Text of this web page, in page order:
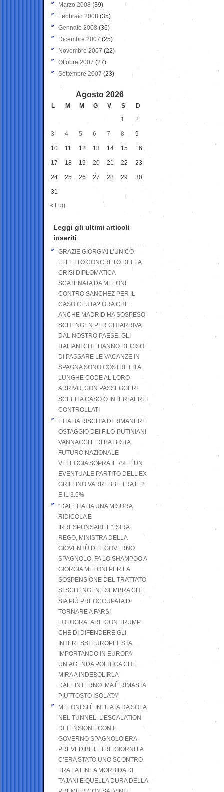
Marzo 2008 (39)
Febbraio 2008 (35)
Gennaio 2008 (36)
Dicembre 2007 (25)
Novembre 2007 (22)
Ottobre 2007 (27)
Settembre 2007 (23)
Agosto 2026
L M M G V S
D
1
2
3 4 5 6 7 8 9
10 11 12 13 14 15 16
17 18 19 20 21 22 23
24 25 26 27 28 29 30
31
« Lug
Leggi gli ultimi articoli
inseriti
GRAZIE GIORGIA! L’UNICO
EFFETTO CONCRETO DELLA
CRISI DIPLOMATICA
SCATENATA DA MELONI
CONTRO SANCHEZ PER IL
CASO CEUTA? ORA CHE
ANCHE MADRID HA SOSPESO
SCHENGEN PER CHI ARRIVA
DAL NOSTRO PAESE, GLI
ITALIANI CHE HANNO DECISO
DI PASSARE LE VACANZE IN
SPAGNA SONO COSTRETTI A
LUNGHE CODE AL LORO
ARRIVO, CON PASSEGGERI
SCELTI A CASO O INTERI AEREI
CONTROLLATI
L’ITALIA RISCHIA DI RIMANERE
OSTAGGIO DEI FILO-PUTINIANI
VANNACCI E DI BATTISTA.
FUTURO NAZIONALE
VELEGGIA SOPRA IL 7% E UN
EVENTUALE PARTITO DELL’EX
GRILLINO VARREBBE TRA IL 2
E IL 3.5%
“DALL’ITALIA UNA MISURA
RIDICOLA E
IRRESPONSABILE”: SIRA
REGO, MINISTRA DELLA
GIOVENTÙ DEL GOVERNO
SPAGNOLO, FA LO SHAMPOO A
GIORGIA MELONI PER LA
SOSPENSIONE DEL TRATTATO
SI SCHENGEN: “SEMBRA CHE
SIA PIÙ PREOCCUPATA DI
TORNARE A FARSI
FOTOGRAFARE CON TRUMP
CHE DI DIFENDERE GLI
INTERESSI EUROPEI. STA
IMPORTANDO IN EUROPA
UN’AGENDA POLITICA CHE
MIRA A INDEBOLIRLA
DALL’INTERNO. MA È RIMASTA
PIUTTOSTO ISOLATA”
MELONI SI È INFILATA DA SOLA
NEL TUNNEL. L’ESCALATION
DI TENSIONE CON IL
GOVERNO SPAGNOLO ERA
PREVEDIBILE: TRE GIORNI FA
C’ERA STATO UNO SCONTRO
TRA LA LINEA MORBIDA DI
TAJANI E QUELLA DURA DELLA